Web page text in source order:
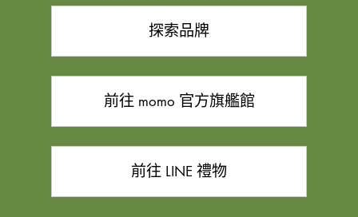
探索品牌
前往 momo 官方旗艦館
前往 LINE 禮物